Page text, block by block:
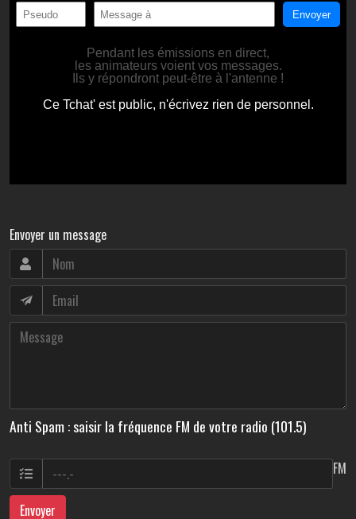
Envoyer un message
Anti Spam : saisir la fréquence FM de votre radio (101.5)
FM
Envoyer